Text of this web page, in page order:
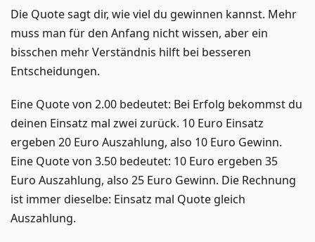
Die Quote sagt dir, wie viel du gewinnen kannst. Mehr
muss man für den Anfang nicht wissen, aber ein
bisschen mehr Verständnis hilft bei besseren
Entscheidungen.
Eine Quote von 2.00 bedeutet: Bei Erfolg bekommst du
deinen Einsatz mal zwei zurück. 10 Euro Einsatz
ergeben 20 Euro Auszahlung, also 10 Euro Gewinn.
Eine Quote von 3.50 bedeutet: 10 Euro ergeben 35
Euro Auszahlung, also 25 Euro Gewinn. Die Rechnung
ist immer dieselbe: Einsatz mal Quote gleich
Auszahlung.